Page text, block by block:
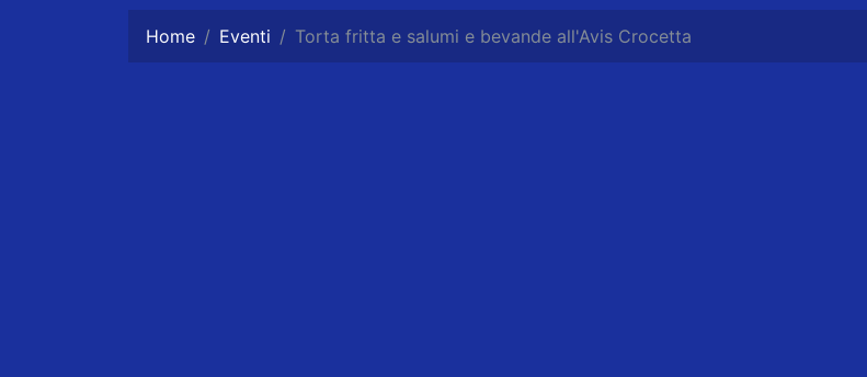
Home Eventi Torta fritta e salumi e bevande all'Avis Crocetta